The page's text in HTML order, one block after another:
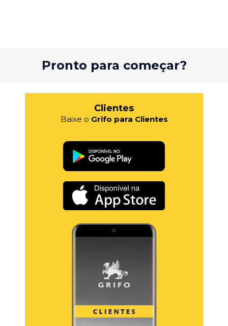
Pronto para começar?
Clientes
Baixe o Grifo para Clientes